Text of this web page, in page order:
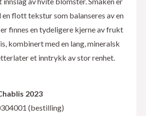
flott tekstur som balanseres av en
finnes en tydeligere kjerne av frukt
kombinert med en lang, mineralsk
et inntrykk av stor renhet.
2023
(bestilling)